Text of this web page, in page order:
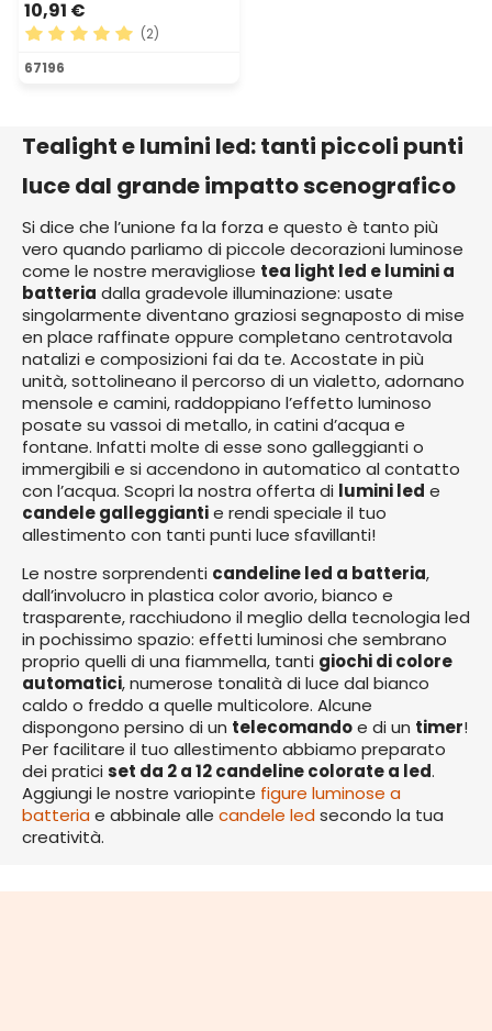
10,91 €
Valutazione media di 5 su 5 stelle
(2)
67196
Tealight e lumini led: tanti piccoli punti
luce dal grande impatto scenografico
Si dice che l’unione fa la forza e questo è tanto più
vero quando parliamo di piccole decorazioni luminose
come le nostre meravigliose tea light led e lumini a
batteria dalla gradevole illuminazione: usate
singolarmente diventano graziosi segnaposto di mise
en place raffinate oppure completano centrotavola
natalizi e composizioni fai da te. Accostate in più
unità, sottolineano il percorso di un vialetto, adornano
mensole e camini, raddoppiano l’effetto luminoso
posate su vassoi di metallo, in catini d’acqua e
fontane. Infatti molte di esse sono galleggianti o
immergibili e si accendono in automatico al contatto
con l’acqua. Scopri la nostra offerta di lumini led e
candele galleggiantie rendi speciale il tuo
allestimento con tanti punti luce sfavillanti!
Le nostre sorprendenti candeline led a batteria,
dall’involucro in plastica color avorio, bianco e
trasparente, racchiudono il meglio della tecnologia led
in pochissimo spazio: effetti luminosi che sembrano
proprio quelli di una fiammella, tanti giochi di colore
automatici, numerose tonalità di luce dal bianco
caldo o freddo a quelle multicolore. Alcune
dispongono persino di un telecomandoe di un timer!
Per facilitare il tuo allestimento abbiamo preparato
dei pratici set da 2 a 12 candeline colorate a led.
Aggiungi le nostre variopinte figure luminose a
batteriae abbinale alle candele ledsecondo la tua
creatività.